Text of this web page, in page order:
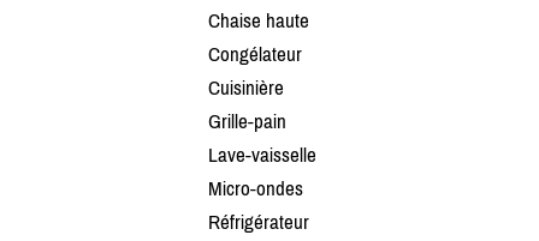
Chaise haute
Congélateur
Cuisinière
Grille-pain
Lave-vaisselle
Micro-ondes
Réfrigérateur